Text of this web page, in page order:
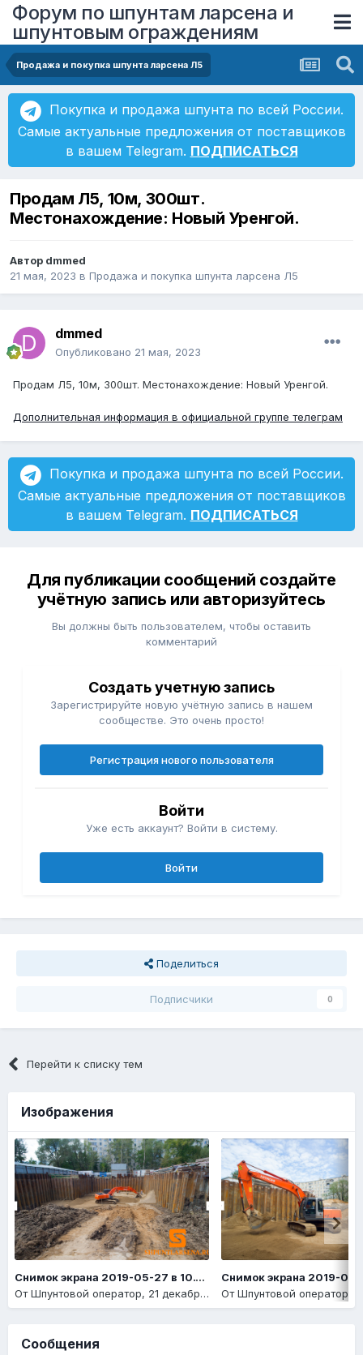
Форум по шпунтам ларсена и
шпунтовым ограждениям
Продажа и покупка шпунта ларсена Л5
Покупка и продажа шпунта по всей России.
Самые актуальные предложения от поставщиков
в вашем Telegram. ПОДПИСАТЬСЯ
Продам Л5, 10м, 300шт.
Местонахождение: Новый Уренгой.
Автор dmmed
21 мая, 2023 в Продажа и покупка шпунта ларсена Л5
dmmed
Опубликовано 21 мая, 2023
Продам Л5, 10м, 300шт. Местонахождение: Новый Уренгой.
Дополнительная информация в официальной группе телеграм
Покупка и продажа шпунта по всей России.
Самые актуальные предложения от поставщиков
в вашем Telegram. ПОДПИСАТЬСЯ
Для публикации сообщений создайте
учётную запись или авторизуйтесь
Вы должны быть пользователем, чтобы оставить
комментарий
Создать учетную запись
Зарегистрируйте новую учётную запись в нашем
сообществе. Это очень просто!
Регистрация нового пользователя
Войти
Уже есть аккаунт? Войти в систему.
Войти
Поделиться
Подписчики 0
Перейти к списку тем
Изображения
Снимок экрана 2019-05-27 в 10.14.14
ОтШпунтовой оператор, 21 декабря, 2020 ОтШпунтовой оператор
Сообщения